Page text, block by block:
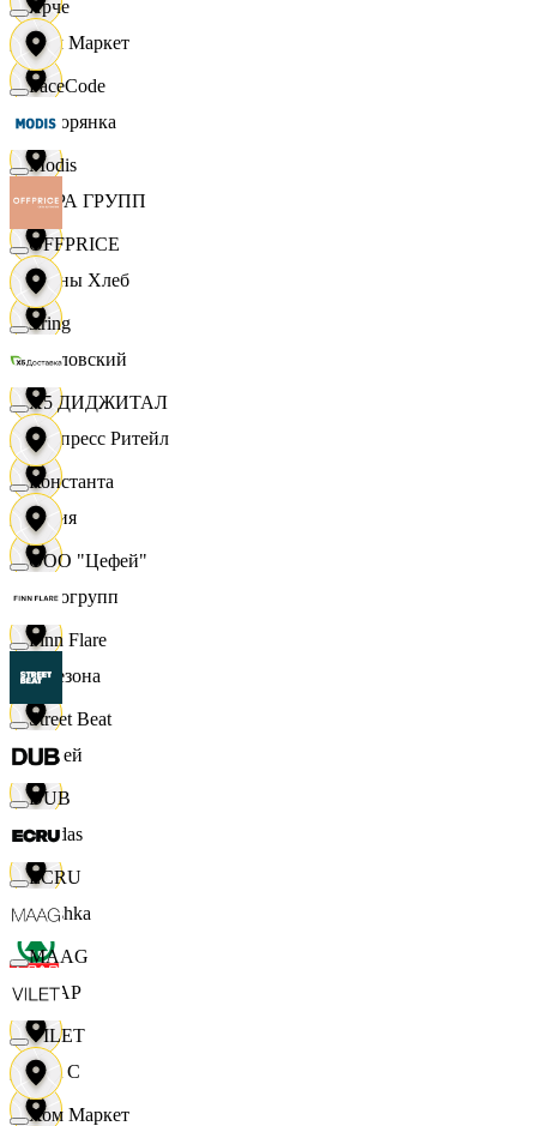
Хом Маркет
Хуторянка
ЦЕРА ГРУПП
Челны Хлеб
Чкаловский
Экспресс Ритейл
Юлия
Яркогрупп
4 Сезона
7 дней
Adidas
Bershka
СПАР
M A C
Ярче
FaceCode
Modis
OFFPRICE
string
X5 ДИДЖИТАЛ
Константа
ООО "Цефей"
Finn Flare
Street Beat
DUB
ECRU
MAAG
VILET
Хом Маркет